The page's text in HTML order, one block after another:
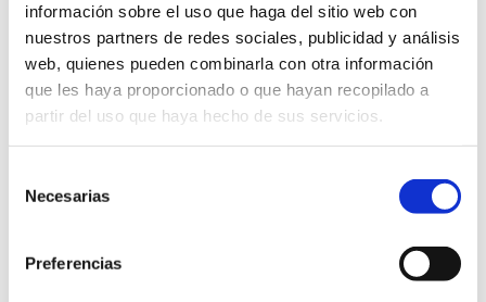
información sobre el uso que haga del sitio web con
nuestros partners de redes sociales, publicidad y análisis
web, quienes pueden combinarla con otra información
que les haya proporcionado o que hayan recopilado a
partir del uso que haya hecho de sus servicios.
Necesarias
Preferencias
-Admite mascotas.
- Restaurante.
- Biblioteca.